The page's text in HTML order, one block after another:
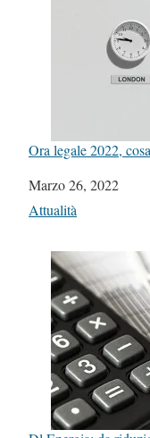
Ora legale 2022,
Data
Marzo 26, 2022
In relazione a
Attualità